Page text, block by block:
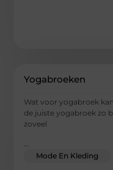
Yogabroeken
Wat voor yogabroek
de juiste yogabroek zo
zoveel
...
Mode En Kleding